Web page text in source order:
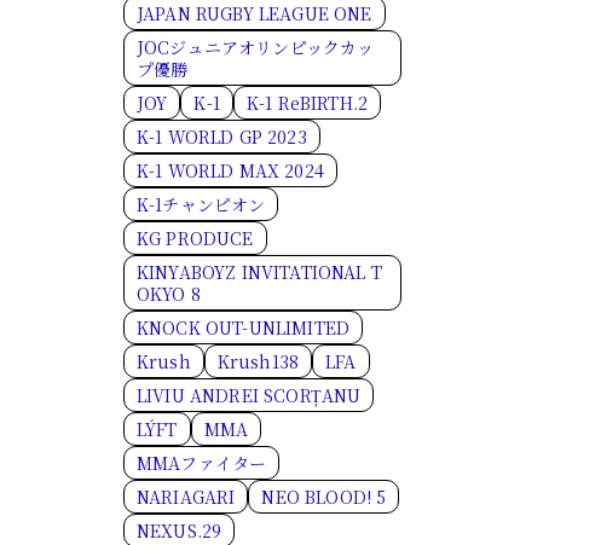
JAPAN RUGBY LEAGUE ONE
JOCジュニアオリンピックカッ
プ優勝
JOY
K-1
K-1 ReBIRTH.2
K-1 WORLD GP 2023
K-1 WORLD MAX 2024
K-1チャンピオン
KG PRODUCE
KINYABOYZ INVITATIONAL T
OKYO 8
KNOCK OUT-UNLIMITED
Krush
Krush138
LFA
LIVIU ANDREI SCORȚANU
LÝFT
MMA
MMAファイター
NARIAGARI
NEO BLOOD! 5
NEXUS.29